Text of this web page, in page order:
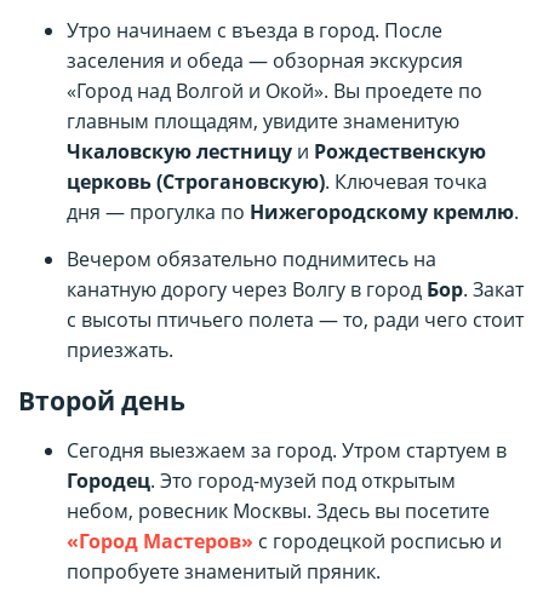
Утро начинаем с въезда в город. После
заселения и обеда — обзорная экскурсия
«Город над Волгой и Окой». Вы проедете по
главным площадям, увидите знаменитую
Чкаловскую лестницу и Рождественскую
церковь(Строгановскую). Ключевая точка
дня — прогулка по Нижегородскому кремлю.
Вечером обязательно поднимитесь на
канатную дорогу через Волгу в город Бор. Закат
с высоты птичьего полета — то, ради чего стоит
приезжать.
Второй день
Сегодня выезжаем за город. Утром стартуем в
Городец. Это город-музей под открытым
небом, ровесник Москвы. Здесь вы посетите
«Город Мастеров» с городецкой росписью и
попробуете знаменитый пряник.